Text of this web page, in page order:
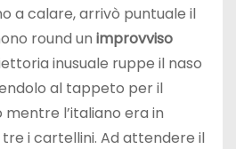
a calare, arrivò puntuale il
round un improvviso
inusuale ruppe il naso
al tappeto per il
l’italiano era in
i cartellini. Ad attendere il